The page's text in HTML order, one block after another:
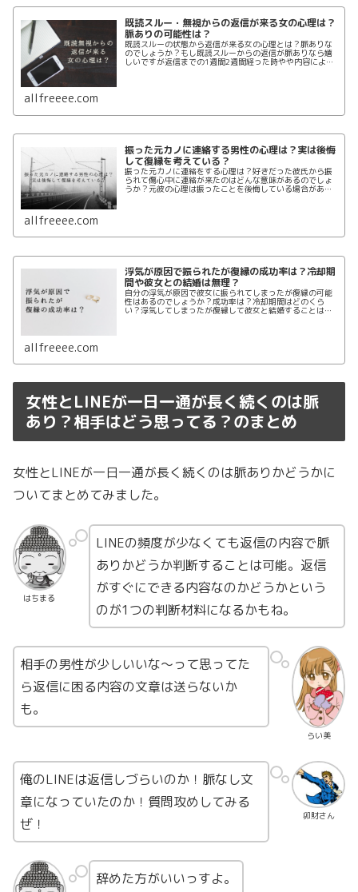
既読スルー・無視からの返信が来る女の心理は？
脈ありの可能性は？
既読スルーの状態から返信が来る女の心理とは？脈ありな
のでしょうか？もし既読スルーからの返信が脈ありなら嬉
しいですが返信までの1週間2週間経った時やや内容によっ
allfreeee.com
振った元カノに連絡する男性の心理は？実は後悔
して復縁を考えている？
振った元カノに連絡をする心理は？好きだった彼氏から振
られて傷心中に連絡が来たのはどんな意味があるのでしょ
うか？元彼の心理は振ったことを後悔している場合がある
allfreeee.com
浮気が原因で振られたが復縁の成功率は？冷却期
間や彼女との結婚は無理？
自分の浮気が原因で彼女に振られてしまったが復縁の可能
性はあるのでしょうか？成功率は？冷却期間はどのくら
い？浮気してしまったが復縁して彼女と結婚することは無
allfreeee.com
女性とLINEが一日一通が長く続くのは脈
あり？相手はどう思ってる？のまとめ
女性とLINEが一日一通が長く続くのは脈ありかどうかに
ついてまとめてみました。
はちまる
LINEの頻度が少なくても返信の内容で脈
ありかどうか判断することは可能。返信
がすぐにできる内容なのかどうかという
のが1つの判断材料になるかもね。
らい美
相手の男性が少しいいな〜って思ってた
ら返信に困る内容の文章は送らないか
も。
卯財さん
俺のLINEは返信しづらいのか！脈なし文
章になっていたのか！質問攻めしてみる
ぜ！
辞めた方がいいっすよ。